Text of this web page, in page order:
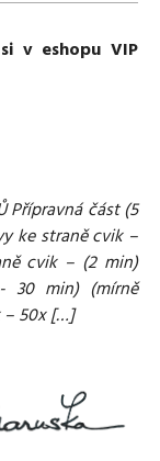
Klouzání
a nácviky
v eshopu VIP
Přípravná část (5
ke straně cvik –
cvik – (2 min)
30 min) (mírně
– 50x […]